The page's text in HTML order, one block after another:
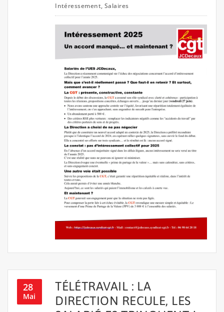
Intéressement, Salaires
28
Mai
TÉLÉTRAVAIL : LA
DIRECTION RECULE, LES